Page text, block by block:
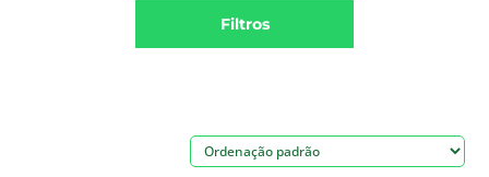
Filtros